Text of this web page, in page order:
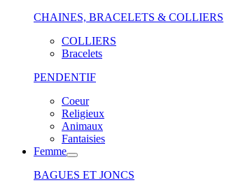
CHAINES, BRACELETS & COLLIERS
COLLIERS
Bracelets
PENDENTIF
Coeur
Religieux
Animaux
Fantaisies
Femme
BAGUES ET JONCS